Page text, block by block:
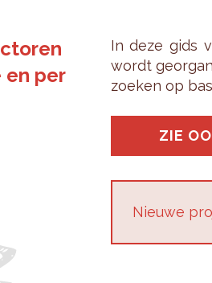
per
In deze gids
wordt
zoe­ken op
ZIE
Nieu­we